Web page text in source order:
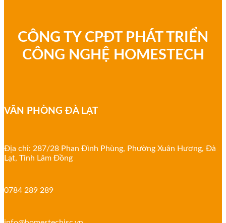
CÔNG TY CPĐT PHÁT TRIỂN
CÔNG NGHỆ HOMESTECH
VĂN PHÒNG ĐÀ LẠT
Địa chỉ: 287/28 Phan Đình Phùng, Phường Xuân Hương, Đà
Lạt, Tỉnh Lâm Đồng
0784 289 289